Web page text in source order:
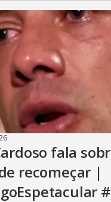
fala
recomeçar |